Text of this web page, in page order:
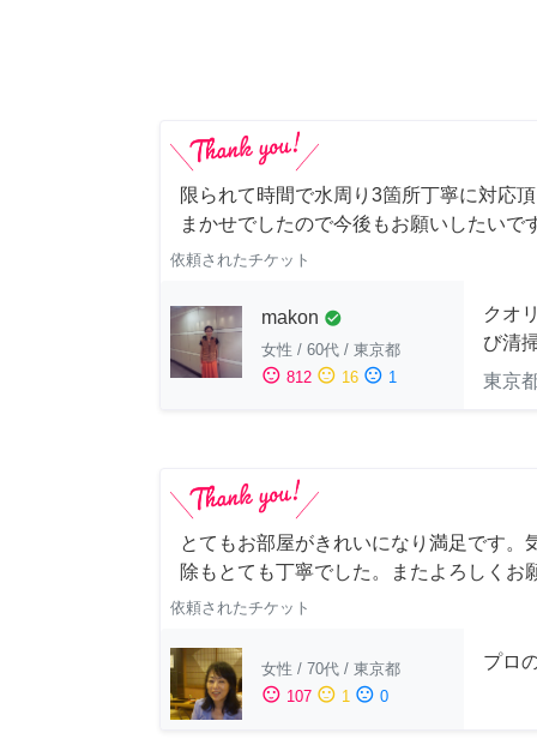
限られて時間で水周り3箇所丁寧に対応
まかせでしたので今後もお願いしたいで
依頼されたチケット
makon check_circle
女性 / 60代 / 東京都
sentiment_satisfied 812 sentiment_neutral 16 sentiment_dissatisfied 1
クオ
び清
東京
とてもお部屋がきれいになり満足です。
除もとても丁寧でした。またよろしくお
依頼されたチケット
女性 / 70代 / 東京都
sentiment_satisfied 107 sentiment_neutral 1 sentiment_dissatisfied 0
プロ